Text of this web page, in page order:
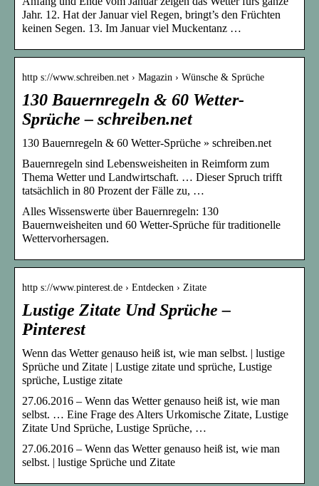
Jahr. 12. Hat der Januar viel Regen, bringt’s den Früchten
keinen Segen. 13. Im Januar viel Muckentanz …
http s://www.schreiben.net › Magazin › Wünsche & Sprüche
130 Bauernregeln & 60 Wetter-
Sprüche – schreiben.net
130 Bauernregeln & 60 Wetter-Sprüche » schreiben.net
Bauernregeln sind Lebensweisheiten in Reimform zum
Thema Wetter und Landwirtschaft. … Dieser Spruch trifft
tatsächlich in 80 Prozent der Fälle zu, …
Alles Wissenswerte über Bauernregeln: 130
Bauernweisheiten und 60 Wetter-Sprüche für traditionelle
Wettervorhersagen.
http s://www.pinterest.de › Entdecken › Zitate
Lustige Zitate Und Sprüche –
Pinterest
Wenn das Wetter genauso heiß ist, wie man selbst. | lustige
Sprüche und Zitate | Lustige zitate und sprüche, Lustige
sprüche, Lustige zitate
27.06.2016 – Wenn das Wetter genauso heiß ist, wie man
selbst. … Eine Frage des Alters Urkomische Zitate, Lustige
Zitate Und Sprüche, Lustige Sprüche, …
27.06.2016 – Wenn das Wetter genauso heiß ist, wie man
selbst. | lustige Sprüche und Zitate